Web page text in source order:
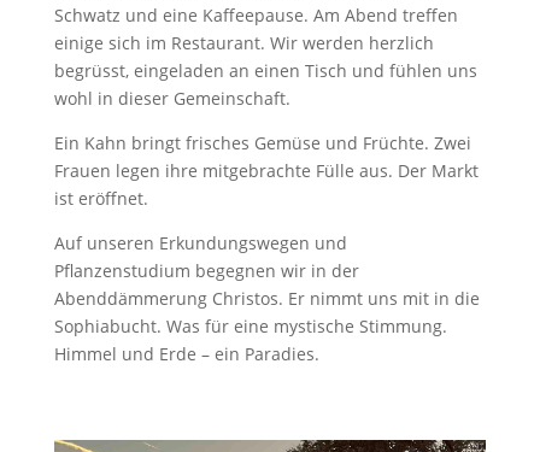
Schwatz und eine Kaffeepause. Am Abend treffen
einige sich im Restaurant. Wir werden herzlich
begrüsst, eingeladen an einen Tisch und fühlen uns
wohl in dieser Gemeinschaft.
Ein Kahn bringt frisches Gemüse und Früchte. Zwei
Frauen legen ihre mitgebrachte Fülle aus. Der Markt
ist eröffnet.
Auf unseren Erkundungswegen und
Pflanzenstudium begegnen wir in der
Abenddämmerung Christos. Er nimmt uns mit in die
Sophiabucht. Was für eine mystische Stimmung.
Himmel und Erde – ein Paradies.